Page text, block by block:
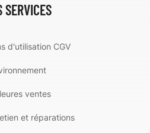
SERVICES
d'utilisation CGV
ventes
et réparations